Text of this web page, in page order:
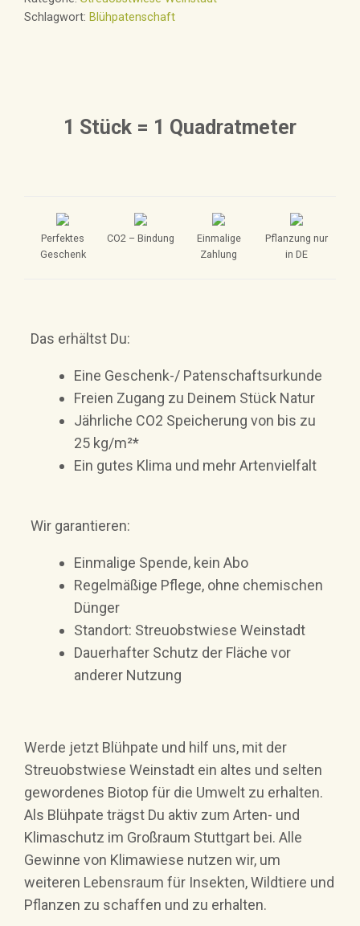
Weinstadt
Schlagwort: Blühpatenschaft
1 Stück = 1 Quadratmeter
Perfektes
Geschenk
CO2 – Bindung
Einmalige
Zahlung
Pflanzung nur
in DE
Das erhältst Du:
Eine Geschenk-/ Patenschaftsurkunde
Freien Zugang zu Deinem Stück Natur
Jährliche CO2 Speicherung von bis zu
25 kg/m²*
Ein gutes Klima und mehr Artenvielfalt
Wir garantieren:
Einmalige Spende, kein Abo
Regelmäßige Pflege, ohne chemischen
Dünger
Standort: Streuobstwiese Weinstadt
Dauerhafter Schutz der Fläche vor
anderer Nutzung
Werde jetzt Blühpate und hilf uns, mit der
Streuobstwiese Weinstadt ein altes und selten
gewordenes Biotop für die Umwelt zu erhalten.
Als Blühpate trägst Du aktiv zum Arten- und
Klimaschutz im Großraum Stuttgart bei. Alle
Gewinne von Klimawiese nutzen wir, um
weiteren Lebensraum für Insekten, Wildtiere und
Pflanzen zu schaffen und zu erhalten.